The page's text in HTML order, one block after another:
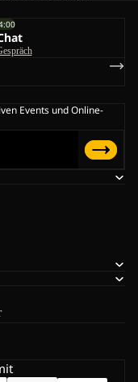
Events und Online-